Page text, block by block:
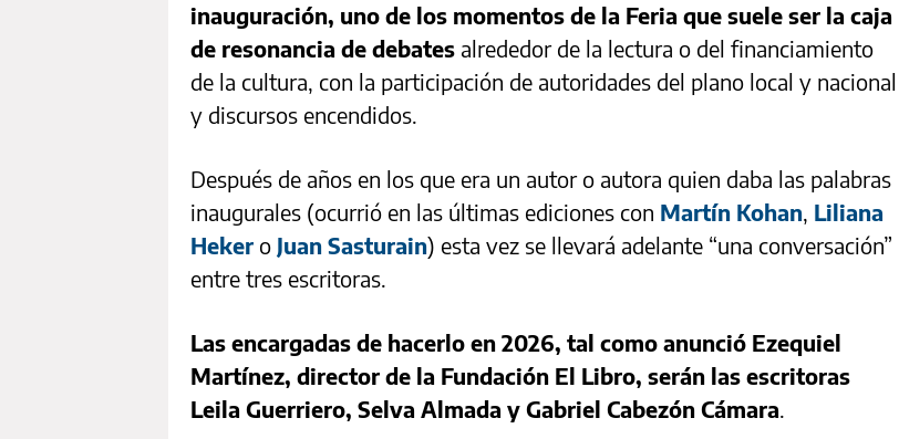
inauguración, uno de los momentos de la Feria que suele ser la caja
de resonancia de debates alrededor de la lectura o del financiamiento
de la cultura, con la participación de autoridades del plano local y nacional
y discursos encendidos.
Después de años en los que era un autor o autora quien daba las palabras
inaugurales (ocurrió en las últimas ediciones con Martín Kohan, Liliana
Heker o Juan Sasturain) esta vez se llevará adelante “una conversación”
entre tres escritoras.
Las encargadas de hacerlo en 2026, tal como anunció Ezequiel
Martínez, director de la Fundación El Libro, serán las escritoras
Leila Guerriero, Selva Almada y Gabriel Cabezón Cámara.